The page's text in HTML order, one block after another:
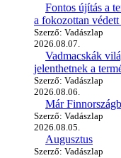
Fontos újítás a
a fokozottan
Szerző: Vadászlap
2026.08.07.
Vadmacskák
jelenthetnek a
Szerző: Vadászlap
2026.08.06.
Már
Szerző: Vadászlap
2026.08.05.
Augusztus
Szerző: Vadászlap